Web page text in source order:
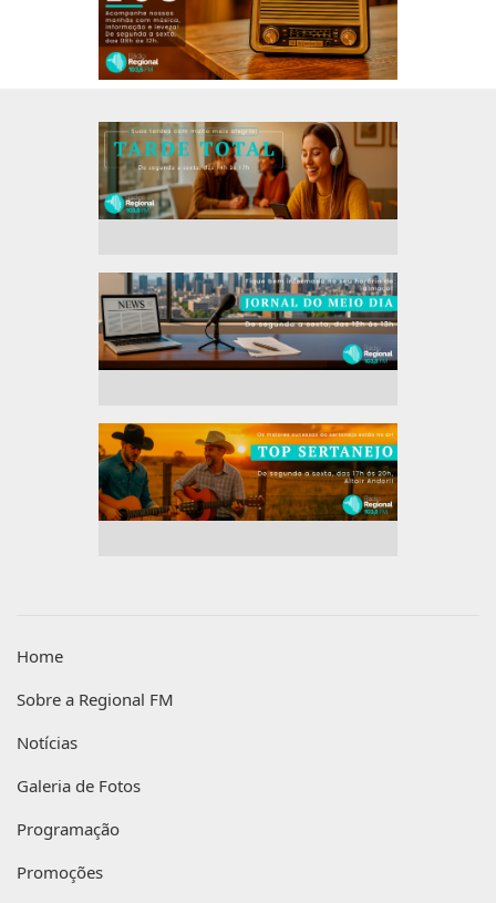
Home
Sobre a Regional FM
Notícias
Galeria de Fotos
Programação
Promoções